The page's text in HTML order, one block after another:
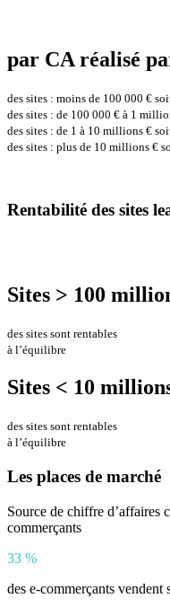
par CA réalisé
des sites : moins de 100 000 €
des sites : de 100 000 € à 1
des sites : de 1 à 10 millions €
des sites : plus de 10 millions €
Rentabilité des sites
Sites > 100
des sites sont rentables
à l’équilibre
Sites < 10
des sites sont rentables
à l’équilibre
Les places de marché
Source de chiffre d’affaires
commerçants
33 %
des e-commerçants vendent